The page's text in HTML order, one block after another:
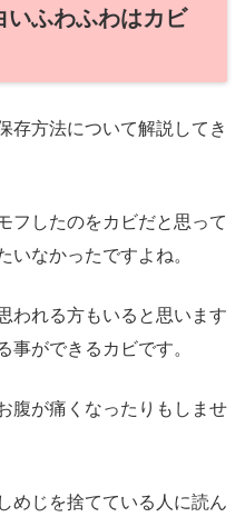
いふわふわはカビ
存方法について解説してき
フしたのをカビだと思って
いなかったですよね。
われる方もいると思います
事ができるカビです。
腹が痛くなったりもしませ
めじを捨てている人に読ん